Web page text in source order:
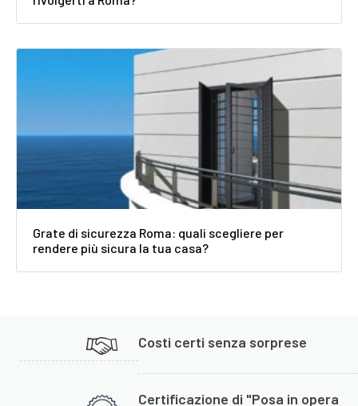
Grate di sicurezza Roma: quali scegliere per
rendere più sicura la tua casa?
Costi certi senza sorprese
Certificazione di "Posa in opera